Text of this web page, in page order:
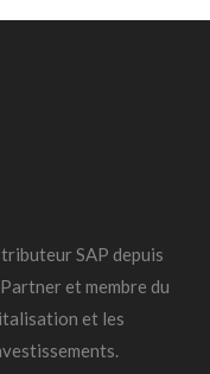
SAP depuis
et membre du
et les